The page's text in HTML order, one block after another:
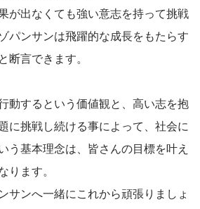
が出なくても強い意志を持って挑戦
パンサンは飛躍的な成長をもたらす
断言できます。
動するという価値観と、高い志を抱
に挑戦し続ける事によって、社会に
う基本理念は、皆さんの目標を叶え
ります。
サンへ一緒にこれから頑張りましょ